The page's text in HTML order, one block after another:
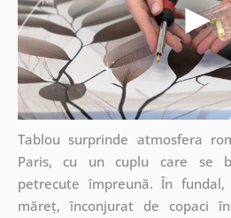
Tablou surprinde atmosfera
Paris, cu un cuplu care se
petrecute împreună. În
măreț, înconjurat de copaci